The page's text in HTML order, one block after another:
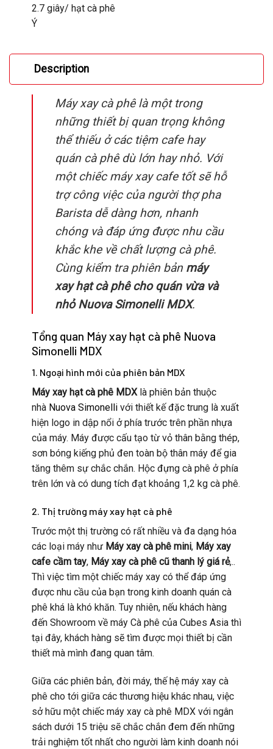
2.7 giây/ hạt cà phê
Ý
Description
Máy xay cà phê là một trong
những thiết bị quan trọng không
thể thiếu ở các tiệm cafe hay
quán cà phê dù lớn hay nhỏ. Với
một chiếc máy xay cafe tốt sẽ hỗ
trợ công việc của người thợ pha
Barista dễ dàng hơn, nhanh
chóng và đáp ứng được nhu cầu
khắc khe về chất lượng cà phê.
Cùng kiểm tra phiên bản máy
xay hạt cà phê cho quán vừa và
nhỏ Nuova Simonelli MDX.
Tổng quan Máy xay hạt cà phê Nuova
Simonelli MDX
1. Ngoại hình mới của phiên bản MDX
Máy xay hạt cà phê MDXlà phiên bản thuộc
nhà Nuova Simonellivới thiết kế đặc trung là xuất
hiện logo in dập nổi ở phía trước trên phần nhựa
của máy. Máy được cấu tạo từ vỏ thân bằng thép,
sơn bóng kiếng phủ đen toàn bộ thân máy để gia
tăng thêm sự chắc chắn. Hộc đựng cà phê ở phía
trên lớn và có dung tích đạt khoảng 1,2 kg cà phê.
2. Thị trường máy xay hạt cà phê
Trước một thị trường có rất nhiều và đa dạng hóa
các loại máy như Máy xay cà phê mini,Máy xay
cafe cầm tay, Máy xay cà phê cũ thanh lý giá rẻ,..
Thì việc tìm một chiếc máy xay có thể đáp ứng
được nhu cầu của bạn trong kinh doanh quán cà
phê khá là khó khăn. Tuy nhiên, nếu khách hàng
đến Showroom về máy Cà phê của Cubes Asia thì
tại đây, khách hàng sẽ tìm được mọi thiết bị cần
thiết mà mình đang quan tâm.
Giữa các phiên bản, đời máy, thế hệ máy xay cà
phê cho tới giữa các thương hiệu khác nhau, việc
sở hữu một chiếc máy xay cà phê MDX với ngân
sách dưới 15 triệu sẽ chắc chắn đem đến những
trải nghiệm tốt nhất cho người làm kinh doanh nói